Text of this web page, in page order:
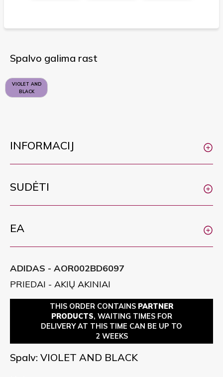
Spalvo galima rast
VIOLET AND
BLACK
INFORMACIJ
SUDĖTI
EA
ADIDAS - AOR002BD6097
PRIEDAI - AKIŲ AKINIAI
THIS ORDER CONTAINS PARTNER
PRODUCTS, WAITING TIMES FOR
DELIVERY AT THIS TIME CAN BE UP TO
2 WEEKS
Spalv: VIOLET AND BLACK